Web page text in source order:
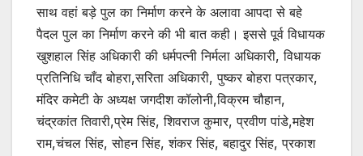
साथ वहां बड़े पुल का निर्माण करने के अलावा आपदा से बहे
पैदल पुल का निर्माण करने की भी बात कही। इससे पूर्व विधायक
खुशहाल सिंह अधिकारी की धर्मपत्नी निर्मला अधिकारी, विधायक
प्रतिनिधि चाँद बोहरा,सरिता अधिकारी, पुष्कर बोहरा पत्रकार,
मंदिर कमेटी के अध्यक्ष जगदीश कॉलोनी,विक्रम चौहान,
चंद्रकांत तिवारी,प्रेम सिंह, शिवराज कुमार, प्रवीण पांडे,महेश
राम,चंचल सिंह, सोहन सिंह, शंकर सिंह, बहादुर सिंह, प्रकाश